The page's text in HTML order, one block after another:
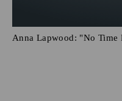
Anna Lapwood: "No Time